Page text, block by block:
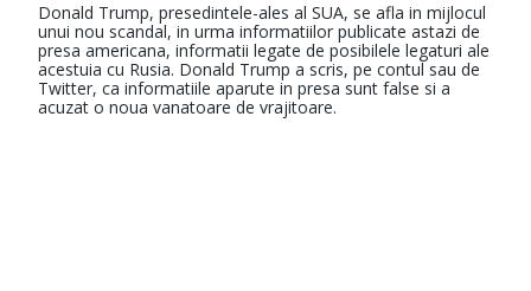
Donald Trump, presedintele-ales al SUA, se afla in mijlocul
unui nou scandal, in urma informatiilor publicate astazi de
presa americana, informatii legate de posibilele legaturi ale
acestuia cu Rusia. Donald Trump a scris, pe contul sau de
Twitter, ca informatiile aparute in presa sunt false si a
acuzat o noua vanatoare de vrajitoare.